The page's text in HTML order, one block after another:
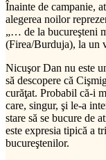
Înainte de campanie,
alegerea noilor
„… de la bucureşteni
(Firea/Burduja), la un
Nicuşor Dan nu este
să descopere că
curăţat. Probabil că-i
care, singur, şi le-a
stare să se bucure de
este expresia tipică a
bucureştenilor.